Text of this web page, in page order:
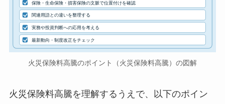
保険・生命保険・損害保険の文脈で位置付けを確認
関連用語との違いを整理する
実務や投資判断への応用を考える
最新動向・制度改正をチェック
火災保険料高騰のポイント（火災保険料高騰）の図解
火災保険料高騰を理解するうえで、以下のポイン